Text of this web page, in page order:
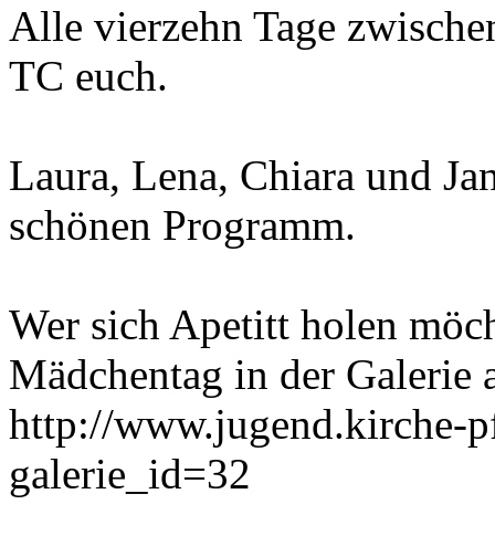
Alle vierzehn Tage
TC euch.
Laura, Lena, Chiara und
schönen Programm.
Wer sich Apetitt holen
Mädchentag in der Galerie
http://www.jugend.kirche-
galerie_id=32